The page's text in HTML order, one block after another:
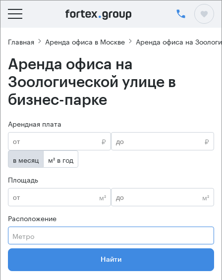
Главная Аренда офиса в Москве Аренда офиса на
Аренда офиса на
Зоологической улице в
бизнес-парке
Арендная плата
₽
₽
в месяц
м² в год
Площадь
м²
м²
Расположение
Метро
Найти